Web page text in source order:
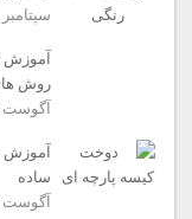
سپتامبر 1, 2021
آموزش
روش
آگوست 22, 2021
آموزش
ساده
آگوست 3, 2021